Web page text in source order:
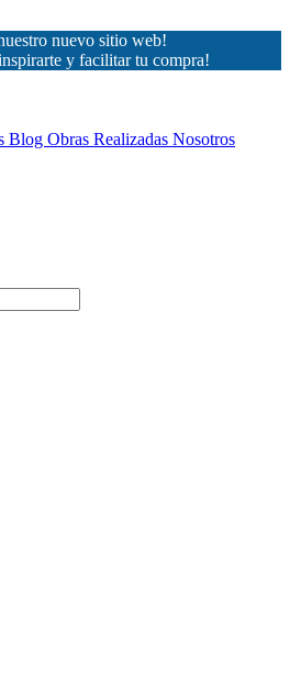
nuevo sitio web!
y facilitar tu compra!
Blog Obras Realizadas Nosotros